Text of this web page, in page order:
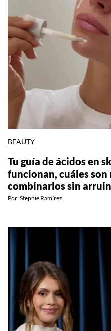
BEAUTY
Tu guía de ácidos en
funcionan, cuáles son
combinarlos sin
Por:Stephie Ramírez